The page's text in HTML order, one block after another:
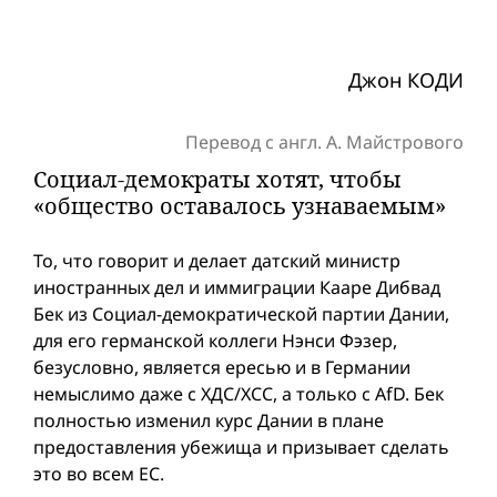
Джон КОДИ
Перевод с англ. А. Майстрового
Социал-демократы хотят, чтобы
«общество оставалось узнаваемым»
То, что говорит и делает датский министр
иностранных дел и иммиграции Кааре Дибвад
Бек из Социал-демократической партии Дании,
для его германской коллеги Нэнси Фэзер,
безусловно, является ересью и в Германии
немыслимо даже с ХДС/ХСС, а только с AfD. Бек
полностью изменил курс Дании в плане
предоставления убежища и призывает сделать
это во всем ЕС.